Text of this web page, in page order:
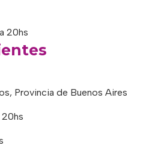
20hs
Provincia de Buenos Aires
20hs